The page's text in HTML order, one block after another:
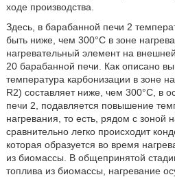
ходе производства.
Здесь, в барабанной печи 2
быть ниже, чем 300°C в зоне
нагревательный элемент на
20 барабанной печи. Как описано
температура карбонизации в зоне
R2) составляет ниже, чем 300°C, в
печи 2, подавляется повышение
нагревания, то есть, рядом с зоной
сравнительно легко происходит
которая образуется во время
из биомассы. В общепринятой
топлива из биомассы, нагревание